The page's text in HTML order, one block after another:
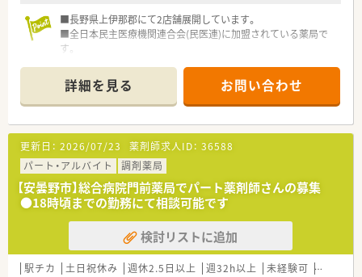
■長野県上伊那郡にて2店舗展開しています。
■全日本民主医療機関連合会(民医連)に加盟されている薬局で
す。
36年目 年収：906万円）
■総合科目を応需のため、勉強になる環境です。
■在宅も施設・個人宅と行っています。
■住宅手当も最大15,000円／月、支給されます。
詳細を見る お問い合わせ
更新日： 2026/07/23 薬剤師求人ID： 36588
パート・アルバイト
調剤薬局
【安曇野市】総合病院門前薬局でパート薬剤師さんの募集
●18時頃までの勤務にて相談可能です
検討リストに追加
駅チカ 土日祝休み 週休2.5日以上 週32h以上 未経験可 ブラン